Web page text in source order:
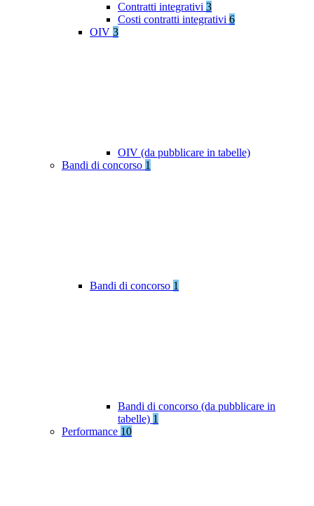
Contratti integrativi 3
Costi contratti integrativi 6
OIV 3
OIV (da pubblicare in tabelle)
Bandi di concorso 1
Bandi di concorso 1
Bandi di concorso (da pubblicare in
tabelle) 1
Performance 10